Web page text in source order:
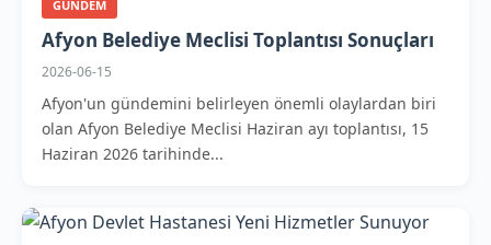
GUNDEM
Afyon Belediye Meclisi Toplantısı Sonuçları
2026-06-15
Afyon'un gündemini belirleyen önemli olaylardan biri
olan Afyon Belediye Meclisi Haziran ayı toplantısı, 15
Haziran 2026 tarihinde...